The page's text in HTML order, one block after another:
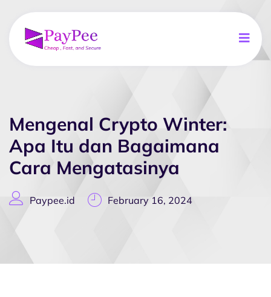
Mengenal Crypto Winter:
Apa Itu dan Bagaimana
Cara Mengatasinya
Paypee.id February 16, 2024